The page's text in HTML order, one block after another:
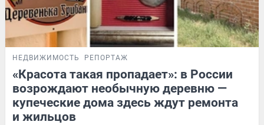
НЕДВИЖИМОСТЬ РЕПОРТАЖ
«Красота такая пропадает»: в России
возрождают необычную деревню —
купеческие дома здесь ждут ремонта
и жильцов